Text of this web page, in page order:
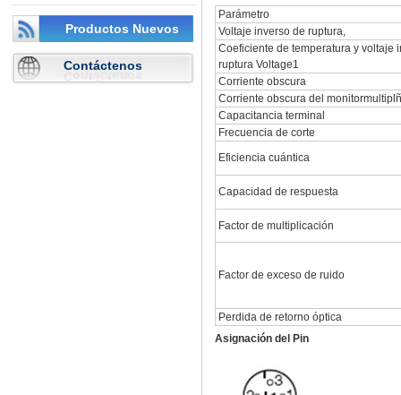
Productos Nuevos
Contáctenos
Parámetro
Voltaje inverso de ruptura,
Coeficiente de temperatura y voltaje
ruptura Voltage1
Corriente obscura
Corriente obscura del
Capacitancia terminal
Frecuencia de corte
Eficiencia cuántica
Capacidad de respuesta
Factor de multiplicación
Factor de exceso de ruido
Perdida de retorno óptica
Asignación del Pin